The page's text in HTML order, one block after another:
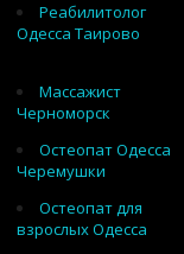
Реабилитолог
Одесса Таирово
Массажист
Черноморск
Остеопат Одесса
Черемушки
Остеопат для
взрослых Одесса